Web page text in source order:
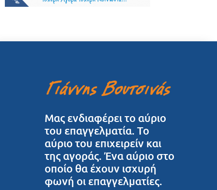
Μας ενδιαφέρει το αύριο
του επαγγελματία. Το
αύριο του επιχειρείν και
της αγοράς. Ένα αύριο στο
οποίο θα έχουν ισχυρή
φωνή οι επαγγελματίες.